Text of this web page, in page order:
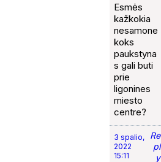
Esmės
kažkokia
nesamone
koks
paukstyna
s gali buti
prie
ligonines
miesto
centre?
3 spalio,
2022
15:11
Re
pl
y